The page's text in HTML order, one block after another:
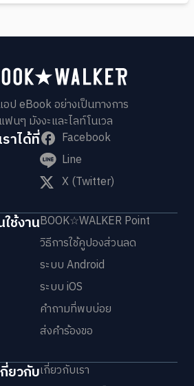
ป eBook อย่างเป็นทางการ
นๆ มังงะและไลท์โนเวล
าได้ที่
Facebook
Line
X (Twitter)
ช้งานBOOK☆WALKER Point
วิธีการใช้คูปองส่วนลด
ระบบ Android
ระบบ iOS
คำถามที่พบบ่อย
ส่งคำร้องขอ
ยวกับเกี่ยวกับเรา